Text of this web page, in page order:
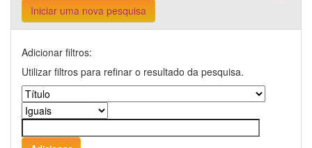
Iniciar uma nova pesquisa
Adicionar filtros:
Utilizar filtros para refinar o resultado da pesquisa.